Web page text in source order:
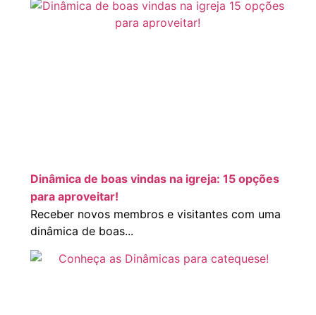
Dinâmica de boas vindas na igreja: 15 opções
para aproveitar!
Receber novos membros e visitantes com uma
dinâmica de boas...